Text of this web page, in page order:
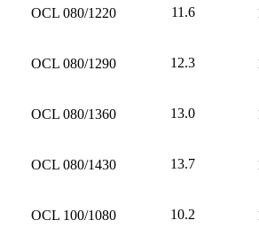
OCL 080/1220 11.6
OCL 080/1290 12.3
OCL 080/1360 13.0
OCL 080/1430 13.7
OCL 100/1080 10.2